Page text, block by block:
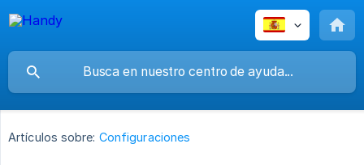
Artículos sobre: Configuraciones